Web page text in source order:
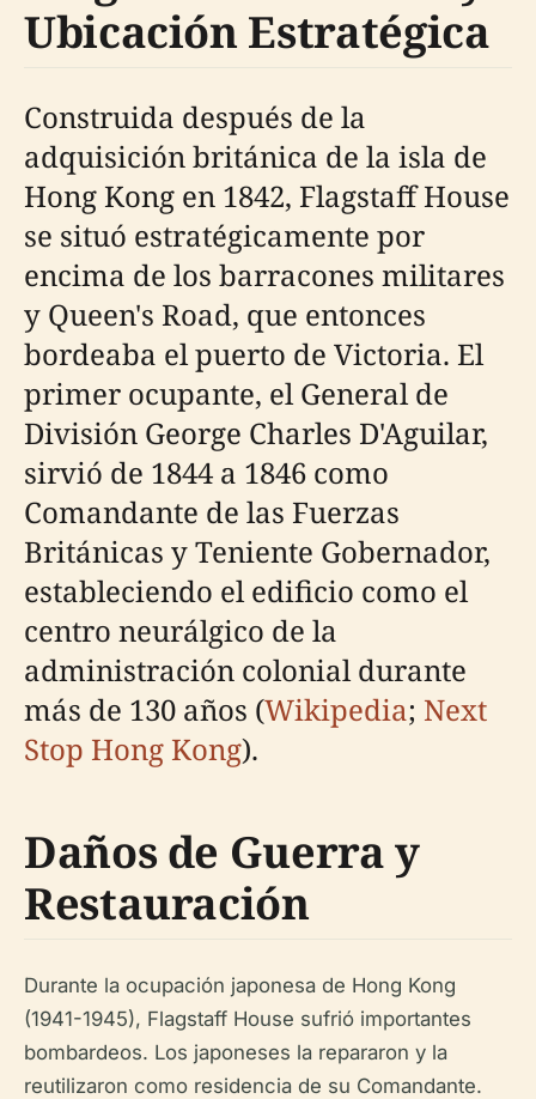
Ubicación Estratégica
Construida después de la
adquisición británica de la isla de
Hong Kong en 1842, Flagstaff House
se situó estratégicamente por
encima de los barracones militares
y Queen's Road, que entonces
bordeaba el puerto de Victoria. El
primer ocupante, el General de
División George Charles D'Aguilar,
sirvió de 1844 a 1846 como
Comandante de las Fuerzas
Británicas y Teniente Gobernador,
estableciendo el edificio como el
centro neurálgico de la
administración colonial durante
más de 130 años (Wikipedia; Next
Stop Hong Kong).
Daños de Guerra y
Restauración
Durante la ocupación japonesa de Hong Kong
(1941-1945), Flagstaff House sufrió importantes
bombardeos. Los japoneses la repararon y la
reutilizaron como residencia de su Comandante.